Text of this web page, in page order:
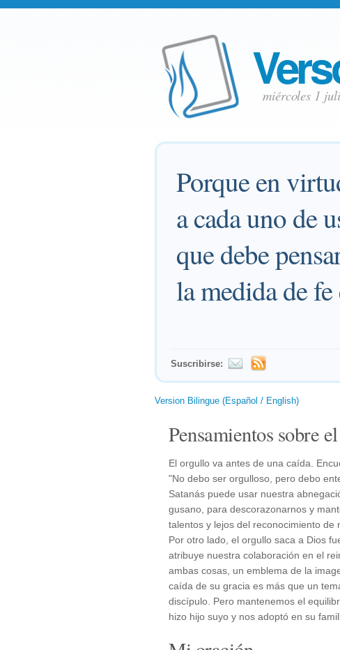
miércoles 1
Porque en
a cada uno de
que debe
la medida de
Suscribirse:
Version Bilingue (Español / English)
Pensamientos sobre
El orgullo va antes de una caída.
"No debo ser orgulloso, pero debo
Satanás puede usar nuestra
gusano, para descorazonarnos y
talentos y lejos del reconocimiento de
Por otro lado, el orgullo saca a Dios
atribuye nuestra colaboración en el
ambas cosas, un emblema de la
caída de su gracia es más que un
discípulo. Pero mantenemos el
hizo hijo suyo y nos adoptó en su